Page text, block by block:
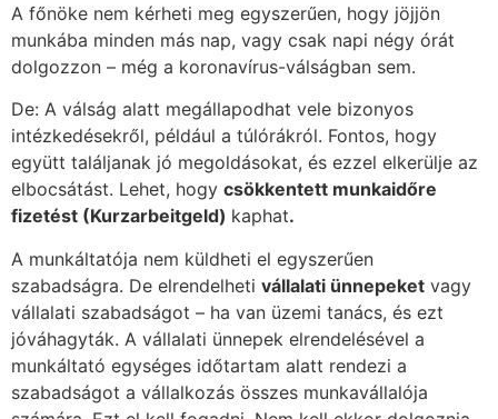
A főnöke nem kérheti meg egyszerűen, hogy jöjjön
munkába minden más nap, vagy csak napi négy órát
dolgozzon – még a koronavírus-válságban sem.
De: A válság alatt megállapodhat vele bizonyos
intézkedésekről, például a túlórákról. Fontos, hogy
együtt találjanak jó megoldásokat, és ezzel elkerülje az
elbocsátást. Lehet, hogy csökkentett munkaidőre
fizetést (Kurzarbeitgeld) kaphat.
A munkáltatója nem küldheti el egyszerűen
szabadságra. De elrendelheti vállalati ünnepeket vagy
vállalati szabadságot – ha van üzemi tanács, és ezt
jóváhagyták. A vállalati ünnepek elrendelésével a
munkáltató egységes időtartam alatt rendezi a
szabadságot a vállalkozás összes munkavállalója